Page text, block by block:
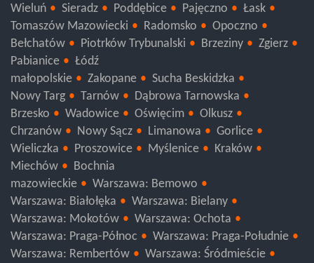
Wieluń
Sieradz Poddębice Pajęczno
Łask
Tomaszów Mazowiecki
Radomsko
Opoczno
Bełchatów
Piotrków Trybunalski Brzeziny
Zgierz
Pabianice
Łódź
małopolskie
Zakopane
Sucha Beskidzka
Nowy Targ
Tarnów
Dąbrowa Tarnowska
Brzesko
Wadowice Oświęcim
Olkusz
Chrzanów
Nowy Sącz Limanowa
Gorlice
Wieliczka
Proszowice Myślenice
Kraków
Miechów
Bochnia
mazowieckie
Warszawa: Bemowo
Warszawa: Białołęka
Warszawa: Bielany
Warszawa: Mokotów
Warszawa: Ochota
Warszawa: Praga-Północ
Warszawa: Praga-Południe
Warszawa: Rembertów
Warszawa: Śródmieście